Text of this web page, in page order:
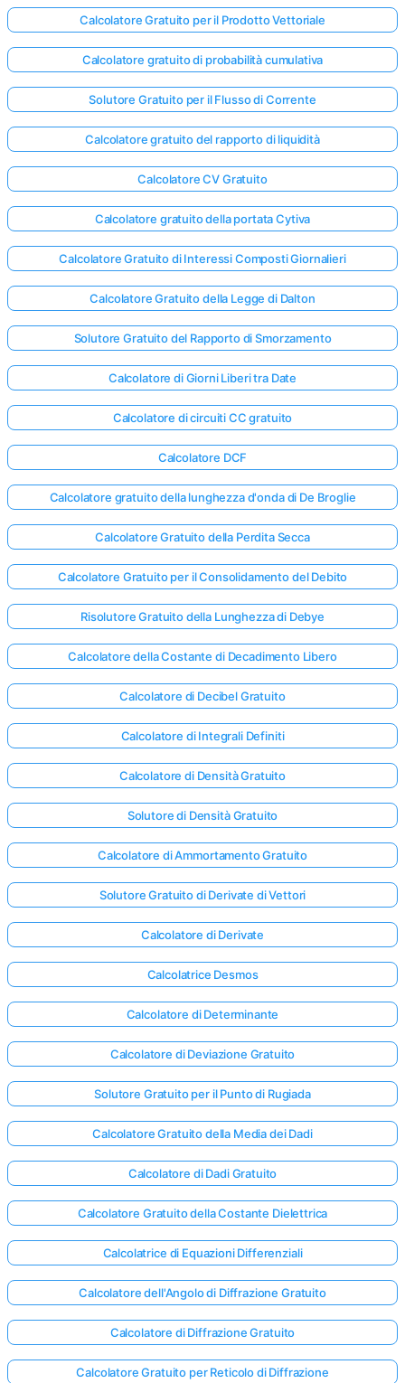
Accedi
qui!
Calcolatore Gratuito per il Prodotto Vettoriale
Calcolatore gratuito di probabilità cumulativa
Solutore Gratuito per il Flusso di Corrente
Calcolatore gratuito del rapporto di liquidità
Calcolatore CV Gratuito
Calcolatore gratuito della portata Cytiva
Calcolatore Gratuito di Interessi Composti Giornalieri
Calcolatore Gratuito della Legge di Dalton
Solutore Gratuito del Rapporto di Smorzamento
Calcolatore di Giorni Liberi tra Date
Calcolatore di circuiti CC gratuito
Calcolatore DCF
Calcolatore gratuito della lunghezza d'onda di De Broglie
Calcolatore Gratuito della Perdita Secca
Calcolatore Gratuito per il Consolidamento del Debito
Risolutore Gratuito della Lunghezza di Debye
Calcolatore della Costante di Decadimento Libero
Calcolatore di Decibel Gratuito
Calcolatore di Integrali Definiti
Calcolatore di Densità Gratuito
Solutore di Densità Gratuito
Calcolatore di Ammortamento Gratuito
Solutore Gratuito di Derivate di Vettori
Calcolatore di Derivate
Calcolatrice Desmos
Calcolatore di Determinante
Calcolatore di Deviazione Gratuito
Solutore Gratuito per il Punto di Rugiada
Calcolatore Gratuito della Media dei Dadi
Calcolatore di Dadi Gratuito
Calcolatore Gratuito della Costante Dielettrica
Calcolatrice di Equazioni Differenziali
Calcolatore dell'Angolo di Diffrazione Gratuito
Calcolatore di Diffrazione Gratuito
Calcolatore Gratuito per Reticolo di Diffrazione